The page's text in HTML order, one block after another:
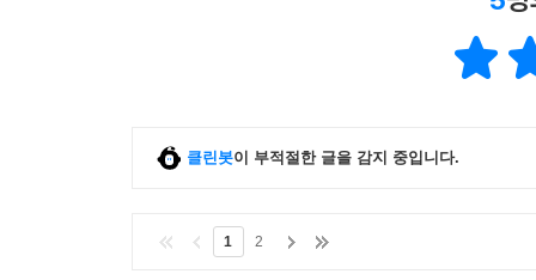
클린봇이 부적절한 글을 감지 중입니다.
1 2